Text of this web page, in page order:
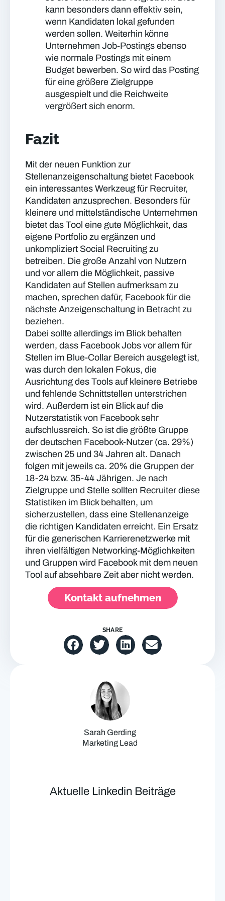
kann besonders dann effektiv sein,
wenn Kandidaten lokal gefunden
werden sollen. Weiterhin könne
Unternehmen Job-Postings ebenso
wie normale Postings mit einem
Budget bewerben. So wird das Posting
für eine größere Zielgruppe
ausgespielt und die Reichweite
vergrößert sich enorm.
Fazit
Mit der neuen Funktion zur
Stellenanzeigenschaltung bietet Facebook
ein interessantes Werkzeug für Recruiter,
Kandidaten anzusprechen. Besonders für
kleinere und mittelständische Unternehmen
bietet das Tool eine gute Möglichkeit, das
eigene Portfolio zu ergänzen und
unkompliziert Social Recruiting zu
betreiben. Die große Anzahl von Nutzern
und vor allem die Möglichkeit, passive
Kandidaten auf Stellen aufmerksam zu
machen, sprechen dafür, Facebook für die
nächste Anzeigenschaltung in Betracht zu
beziehen.
Dabei sollte allerdings im Blick behalten
werden, dass Facebook Jobs vor allem für
Stellen im Blue-Collar Bereich ausgelegt ist,
was durch den lokalen Fokus, die
Ausrichtung des Tools auf kleinere Betriebe
und fehlende Schnittstellen unterstrichen
wird. Außerdem ist ein Blick auf die
Nutzerstatistik von Facebook sehr
aufschlussreich. So ist die größte Gruppe
der deutschen Facebook-Nutzer (ca. 29%)
zwischen 25 und 34 Jahren alt. Danach
folgen mit jeweils ca. 20% die Gruppen der
18-24 bzw. 35-44 Jährigen. Je nach
Zielgruppe und Stelle sollten Recruiter diese
Statistiken im Blick behalten, um
sicherzustellen, dass eine Stellenanzeige
die richtigen Kandidaten erreicht. Ein Ersatz
für die generischen Karrierenetzwerke mit
ihren vielfältigen Networking-Möglichkeiten
und Gruppen wird Facebook mit dem neuen
Tool auf absehbare Zeit aber nicht werden.
Kontakt aufnehmen
SHARE
Sarah Gerding
Marketing Lead
Aktuelle Linkedin Beiträge